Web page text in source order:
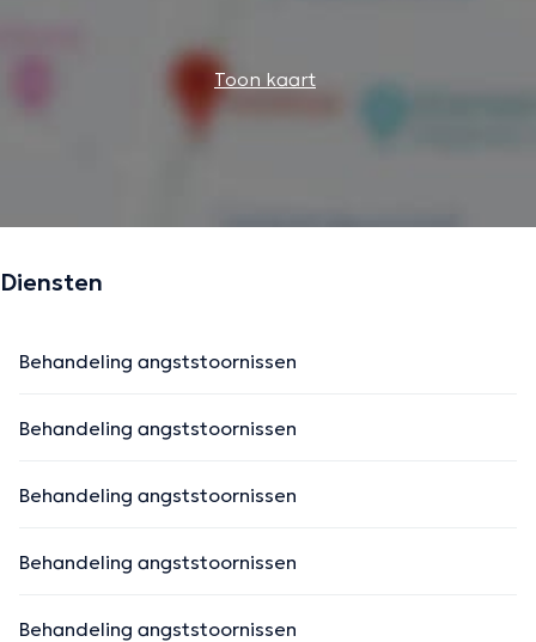
Toon kaart
Diensten
Behandeling angststoornissen
Behandeling angststoornissen
Behandeling angststoornissen
Behandeling angststoornissen
Behandeling angststoornissen